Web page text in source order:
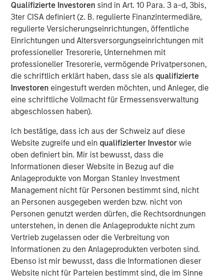
Qualifizierte Investoren sind in Art. 10 Para. 3 a-d, 3bis,
3ter CISA definiert (z. B. regulierte Finanzintermediäre,
regulierte Versicherungseinrichtungen, öffentliche
Einrichtungen und Altersversorgungseinrichtungen mit
professioneller Tresorerie, Unternehmen mit
professioneller Tresorerie, vermögende Privatpersonen,
die schriftlich erklärt haben, dass sie alsqualifizierte
Investoren eingestuft werden möchten, und Anleger, die
eine schriftliche Vollmacht für Ermessensverwaltung
abgeschlossen haben).
Ich bestätige, dass ich aus der Schweiz auf diese
Website zugreife und ein qualifizierter Investor wie
oben definiert bin. Mir ist bewusst, dass die
Informationen dieser Website in Bezug auf die
Anlageprodukte von Morgan Stanley Investment
Management nicht für Personen bestimmt sind, nicht
an Personen ausgegeben werden bzw. nicht von
Personen genutzt werden dürfen, die Rechtsordnungen
unterstehen, in denen die Anlageprodukte nicht zum
Vertrieb zugelassen oder die Verbreitung von
Informationen zu den Anlageprodukten verboten sind.
Ebenso ist mir bewusst, dass die Informationen dieser
Website nicht für Parteien bestimmt sind, die im Sinne
Video
For decades the U.S. was the architect and anchor of a
rules-based global system. But as Washington’s
economic engagement with the world becomes driven
more by national priorities rather than institutional
commitments, the rest of the world is quietly building
buffers and hedging U.S. dependency. As Jitania Kandhari
explains, this is not the end of globalization, but the
gradual de-Americanization of it.
Download “The De-Americanization of
Globalization”
Emerging Markets Equity Team
The Emerging Markets Equity team combines deep
expertise and local presence in global markets with an
integrated top-down and bottom-up investment approach
to invest in core and growth-oriented portfolios across
non-U.S. markets.